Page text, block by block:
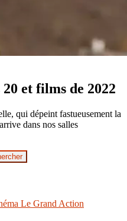
et films de 2022
qui dépeint fastueusement la
dans nos salles
Le Grand Action